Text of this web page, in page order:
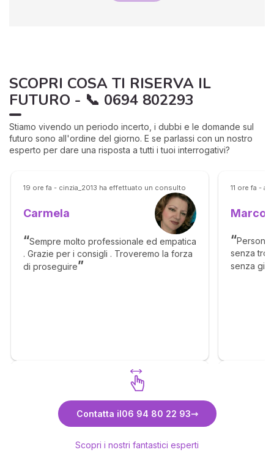
SCOPRI COSA TI RISERVA IL
FUTURO - 📞 0694 802293
Stiamo vivendo un periodo incerto, i dubbi e le domande sul
futuro sono all'ordine del giorno. E se parlassi con un nostro
esperto per dare una risposta a tutti i tuoi interrogativi?
19 ore fa - cinzia_2013 ha effettuato un consulto
Carmela
Sempre molto professionale ed empatica
. Grazie per i consigli . Troveremo la forza
di proseguire
11 ore fa -
Marco
Persona
senza
senza
Contatta il06 94 80 22 93
Scopri i nostri fantastici esperti